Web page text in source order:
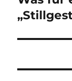
Beitrag: